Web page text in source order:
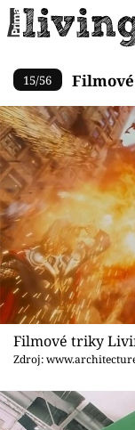
Trendy: JAK
BYDLENÍ SLAVNÝCH
Témata
Bydlení
Zahrada
Design
Sledujte
Filmové
15/56
Filmové triky
Zdroj: